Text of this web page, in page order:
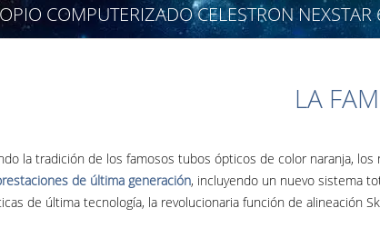
COMPUTERIZADO CELESTRON
LA
la tradición de los famosos tubos ópticos de color naranja,
de última generación, incluyendo un nuevo sistema
de última tecnología, la revolucionaria función de alineación